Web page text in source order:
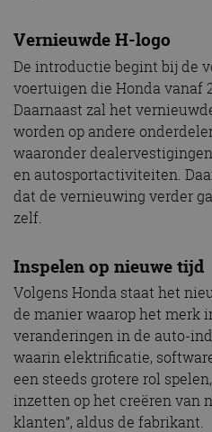
Vernieuwde H-logo
De introductie begint bij de
voertuigen die Honda vanaf
Daarnaast zal het
worden op andere
waaronder
en autosportactiviteiten.
dat de vernieuwing verder
zelf.
Inspelen op nieuwe tijd
Volgens Honda staat het
de manier waarop het merk
veranderingen in de auto-
waarin elektrificatie,
een steeds grotere rol
inzetten op het creëren van
klanten”, aldus de fabrikant.